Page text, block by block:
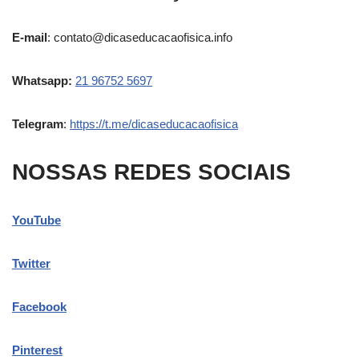
E-mail: contato@dicaseducacaofisica.info
Whatsapp: 21 96752 5697
Telegram: https://t.me/dicaseducacaofisica
NOSSAS REDES SOCIAIS
YouTube
Twitter
Facebook
Pinterest